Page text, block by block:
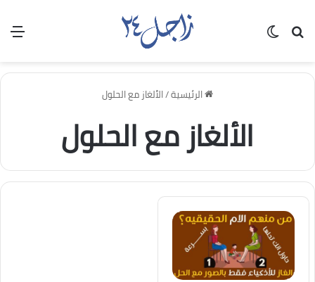
بحث عن
الرئيسية/الألغاز مع الحلول
الألغاز مع الحلول